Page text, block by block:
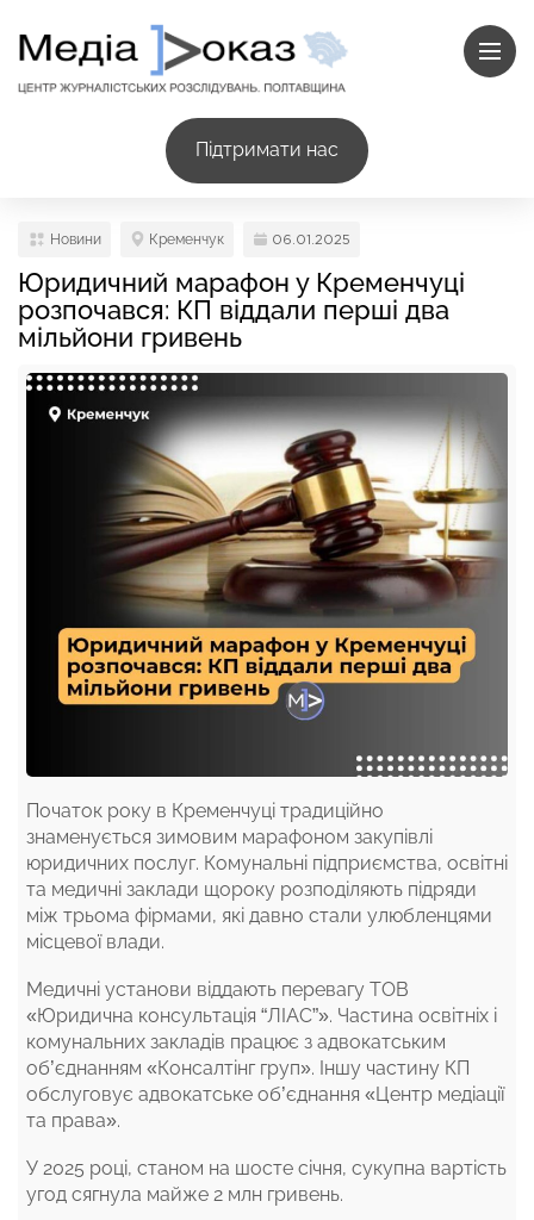
Підтримати нас
Новини Кременчук 06.01.2025
Юридичний марафон у Кременчуці
розпочався: КП віддали перші два
мільйони гривень
Початок року в Кременчуці традиційно
знаменується зимовим марафоном закупівлі
юридичних послуг. Комунальні підприємства, освітні
та медичні заклади щороку розподіляють підряди
між трьома фірмами, які давно стали улюбленцями
місцевої влади.
Медичні установи віддають перевагу ТОВ
«Юридична консультація “ЛІАС”». Частина освітніх і
комунальних закладів працює з адвокатським
об’єднанням «Консалтінг груп». Іншу частину КП
обслуговує адвокатське об’єднання «Центр медіації
та права».
У 2025 році, станом на шосте січня, сукупна вартість
угод сягнула майже 2 млн гривень.